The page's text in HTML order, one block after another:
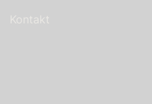
Kontakt